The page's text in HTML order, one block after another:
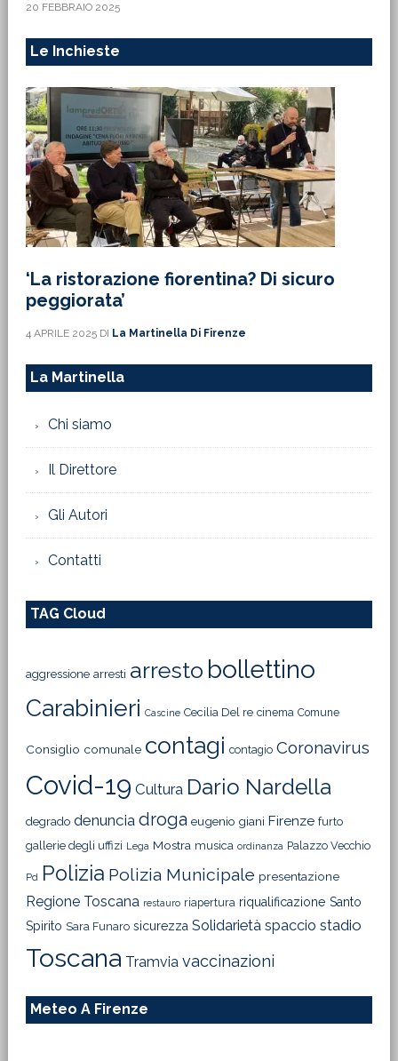
20 FEBBRAIO 2025
Le Inchieste
‘La ristorazione fiorentina? Di sicuro
peggiorata’
4 APRILE 2025DI La Martinella Di Firenze
La Martinella
Chi siamo
Il Direttore
Gli Autori
Contatti
TAG Cloud
aggressione arresti arresto bollettino
Carabinieri Cascine Cecilia Del re cinema Comune
Consiglio comunale contagi contagio Coronavirus
Covid-19 Cultura Dario Nardella
degrado denuncia droga eugenio giani Firenze furto
gallerie degli uffizi Lega Mostra musica ordinanza Palazzo Vecchio
Pd Polizia Polizia Municipale presentazione
Regione Toscana restauro riapertura riqualificazione Santo
Spirito Sara Funaro sicurezza Solidarietà spaccio stadio
Toscana Tramvia vaccinazioni
Meteo A Firenze